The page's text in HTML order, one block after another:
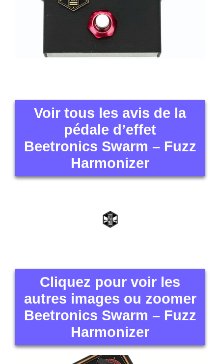
Voir tous les avis de la
pédale d’effet
Beetronics Swarm – Fuzz
Harmonizer
Cliquez pour voir les
autres images ou zoomer
Beetronics Swarm – Fuzz
Harmonizer